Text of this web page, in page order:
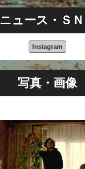
ニュース・ＳＮ
Instagram
写真・画像